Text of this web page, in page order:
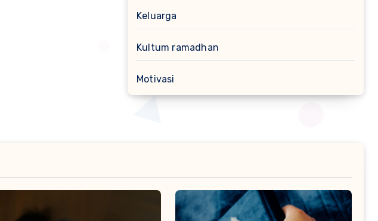
Keluarga
Kultum ramadhan
Motivasi